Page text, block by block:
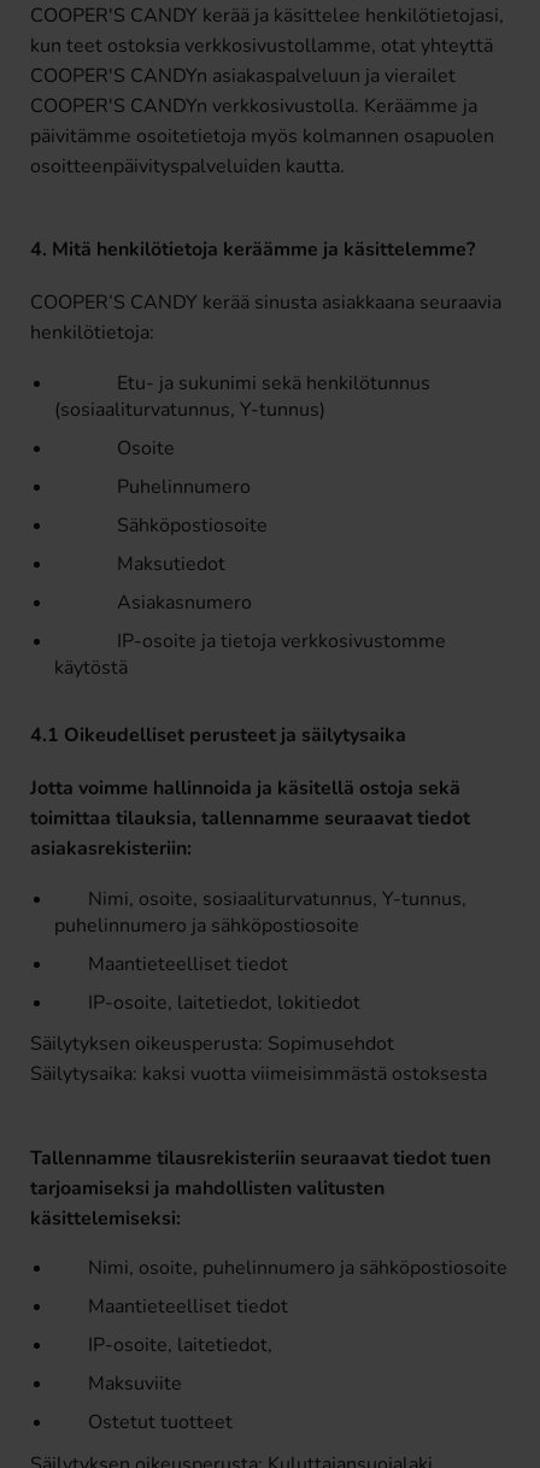
COOPER'S CANDY kerää ja käsittelee henkilötietojasi,
kun teet ostoksia verkkosivustollamme, otat yhteyttä
COOPER'S CANDYn asiakaspalveluun ja vierailet
COOPER'S CANDYn verkkosivustolla. Keräämme ja
päivitämme osoitetietoja myös kolmannen osapuolen
osoitteenpäivityspalveluiden kautta.
4. Mitä henkilötietoja keräämme ja käsittelemme?
COOPER’S CANDY kerää sinusta asiakkaana seuraavia
henkilötietoja:
Etu- ja sukunimi sekä henkilötunnus
(sosiaaliturvatunnus, Y-tunnus)
Osoite
Puhelinnumero
Sähköpostiosoite
Maksutiedot
Asiakasnumero
IP-osoite ja tietoja verkkosivustomme
käytöstä
4.1 Oikeudelliset perusteet ja säilytysaika
Jotta voimme hallinnoida ja käsitellä ostoja sekä
toimittaa tilauksia, tallennamme seuraavat tiedot
asiakasrekisteriin:
Nimi, osoite, sosiaaliturvatunnus, Y-tunnus,
puhelinnumero ja sähköpostiosoite
Maantieteelliset tiedot
IP-osoite, laitetiedot, lokitiedot
Säilytyksen oikeusperusta: Sopimusehdot
Säilytysaika: kaksi vuotta viimeisimmästä ostoksesta
Tallennamme tilausrekisteriin seuraavat tiedot tuen
tarjoamiseksi ja mahdollisten valitusten
käsittelemiseksi:
Nimi, osoite, puhelinnumero ja sähköpostiosoite
Maantieteelliset tiedot
IP-osoite, laitetiedot,
Maksuviite
Ostetut tuotteet